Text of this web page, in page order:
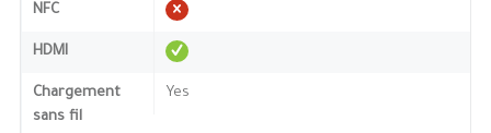
NFC
HDMI
Chargement
sans fil
Yes